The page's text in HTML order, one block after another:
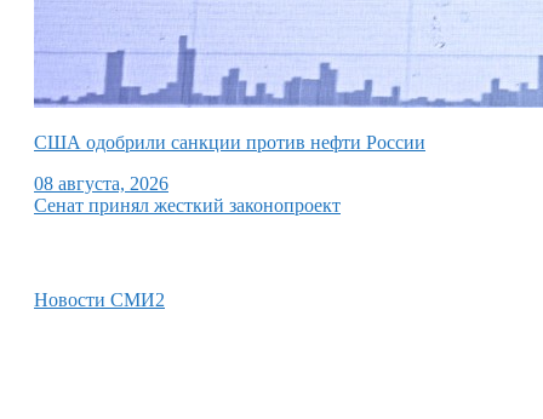
США одобрили санкции против нефти России
08 августа, 2026
Сенат принял жесткий законопроект
Новости СМИ2